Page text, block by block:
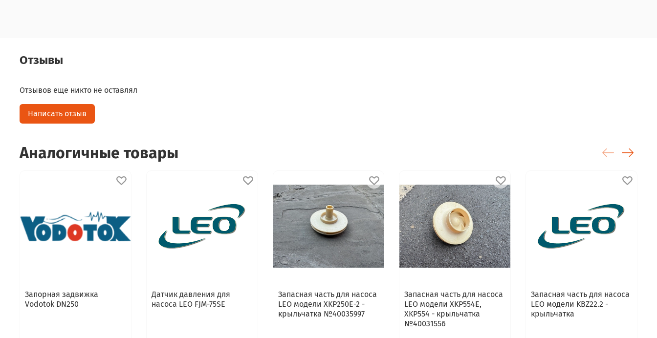
Отзывы
Отзывов еще никто не оставлял
Написать отзыв
Аналогичные товары
Запорная задвижка
Vodotok DN250
Датчик давления для
насоса LEO FJM-75SE
Запасная часть для насоса
LEO модели XKP250E-2 -
крыльчатка №40035997
Запасная часть для насоса
LEO модели XKP554E,
XKP554 - крыльчатка
№40031556
Запасная часть для насоса
LEO модели KBZ22.2 -
крыльчатка